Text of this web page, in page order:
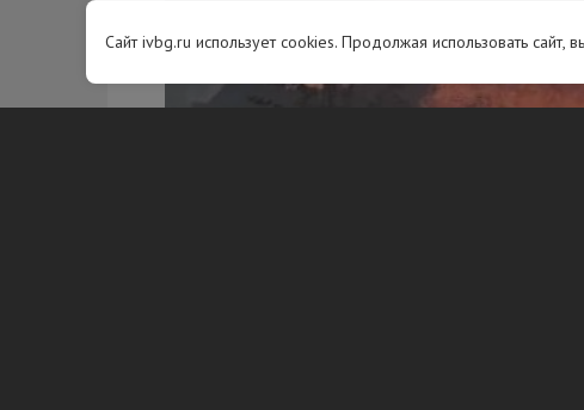
Сайт ivbg.ru использует cookies. Продолжая использовать сайт,